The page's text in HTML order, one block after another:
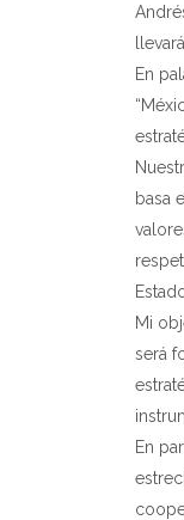
En
basa
Mi
será
En